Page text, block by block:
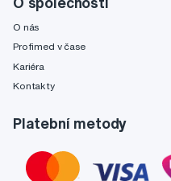
O nás
Profimed v čase
Kariéra
Kontakty
Platební metody